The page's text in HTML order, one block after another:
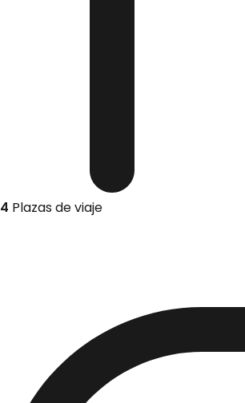
4 Plazas de viaje